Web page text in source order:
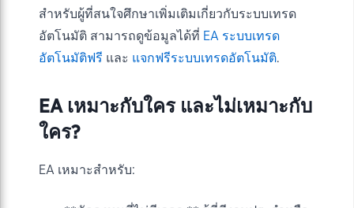
สำหรับผู้ที่สนใจศึกษาเพิ่มเติมเกี่ยวกับระบบเทรด
อัตโนมัติ สามารถดูข้อมูลได้ที่ EA ระบบเทรด
อัตโนมัติฟรี และ แจกฟรีระบบเทรดอัตโนมัติ.
EA เหมาะกับใคร และไม่เหมาะกับ
ใคร?
EA เหมาะสำหรับ: